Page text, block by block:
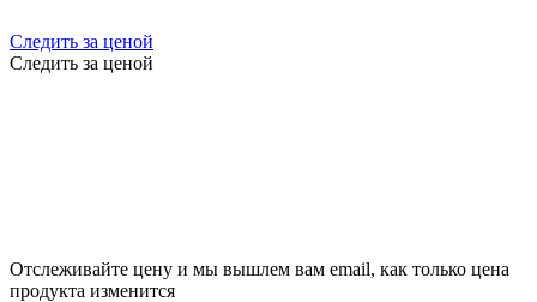
Следить за ценой
Следить за ценой
Отслеживайте цену и мы вышлем вам email, как только цена
продукта изменится